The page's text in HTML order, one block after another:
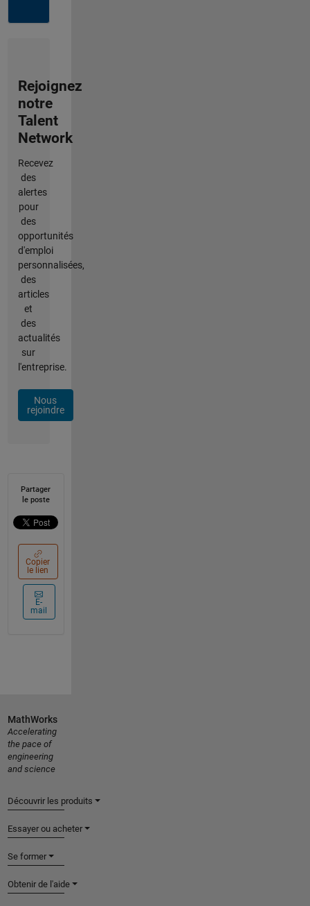
Rejoignez
notre
Talent
Network
Recevez
des
alertes
pour
des
opportunités
d'emploi
personnalisées,
des
articles
et
des
actualités
sur
l'entreprise.
Nous
rejoindre
Partager
le poste
Copier
le lien
E-
mail
MathWorks
Accelerating
the pace of
engineering
and science
Découvrir les produits
Essayer ou acheter
Se former
Obtenir de l'aide